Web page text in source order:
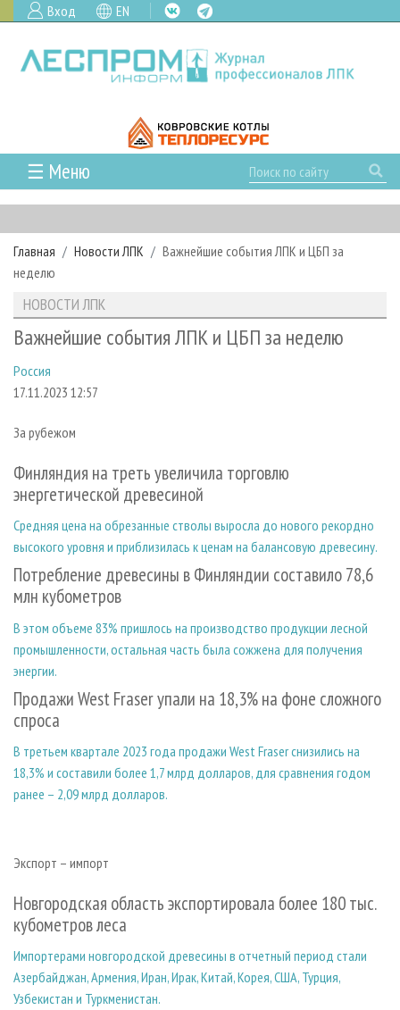
Вход EN
☰ Меню
ГЛАВНАЯ
РУБРИКИ И ТЕМЫ
РУБРИКИ ЖУРНАЛА
ЛЕСОЗАГОТОВКА
ЛЕСОПИЛЕНИЕ
ДЕРЕВООБРАБОТКА
ПРОИЗВОДСТВО ДРЕВЕСНЫХ ПЛИТ
ДЕРЕВЯННОЕ ДОМОСТРОЕНИЕ
ПРОИЗВОДСТВО МЕБЕЛИ
БИОЭНЕРГЕТИКА
ИНСТРУМЕНТ И МАТЕРИАЛЫ
НОВОСТИ
НОВОСТИ ЛПК
НОВОСТИ КОМПАНИЙ
ПРОЕКТЫ ЛПИ
АНАЛИТИКА
ЛЕСНЫЕ РЕГИОНЫ РОССИИ
МОБИЛЬНЫЕ ВЫСТАВКИ
ОФИЦИАЛЬНЫЕ ДЕЛЕГАЦИИ
ПРИОРИТЕТНЫЕ ИНВЕСТПРОЕКТЫ
RUSSIAN FORESTRY REVIEW
ГАЗЕТА ЛЕСПРОМФОРУМ
БИБЛИОТЕКА СПЕЦИАЛИСТА
СТАТЬИ
ПОДПИСКА
РЕКЛАМОДАТЕЛЯМ
Главная Новости ЛПК
Важнейшие события ЛПК и ЦБП за
неделю
НОВОСТИ ЛПК
Важнейшие события ЛПК и ЦБП за неделю
Россия
17.11.2023 12:57
За рубежом
Финляндия на треть увеличила торговлю
энергетической древесиной
Средняя цена на обрезанные стволы выросла до нового рекордно
высокого уровня и приблизилась к ценам на балансовую древесину.
Потребление древесины в Финляндии составило 78,6
млн кубометров
В этом объеме 83% пришлось на производство продукции лесной
промышленности, остальная часть была сожжена для получения
энергии.
Продажи West Fraser упали на 18,3% на фоне сложного
спроса
В третьем квартале 2023 года продажи West Fraser снизились на
18,3% и составили более 1,7 млрд долларов, для сравнения годом
ранее – 2,09 млрд долларов.
Экспорт – импорт
Новгородская область экспортировала более 180 тыс.
кубометров леса
Импортерами новгородской древесины в отчетный период стали
Азербайджан, Армения, Иран, Ирак, Китай, Корея, США, Турция,
Узбекистан и Туркменистан.